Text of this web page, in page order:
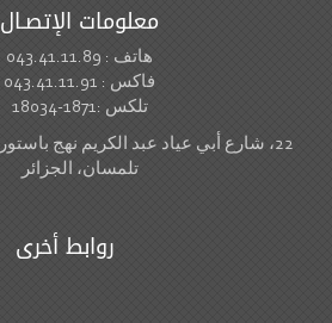
معلومات الإتصـال
هاتف : 043.41.11.89
فاكس : 043.41.11.91
تلكس :1871-18034
تلمسان، الجزائر
روابط أخرى